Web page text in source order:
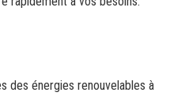
des énergies renouvelables à